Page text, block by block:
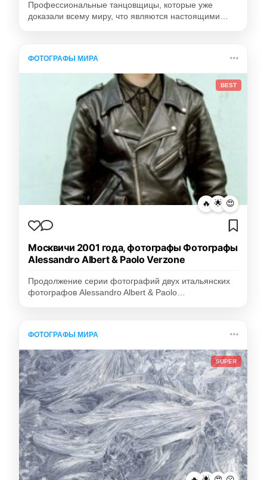
Профессиональные танцовщицы, которые уже
доказали всему миру, что являются настоящими…
ФОТОГРАФЫ МИРА
BEST
🔥 🌟 😍
Москвичи 2001 года, фотографы Фотографы
Alessandro Albert & Paolo Verzone
Продолжение серии фотографий двух итальянских
фотографов Alessandro Albert & Paolo…
ФОТОГРАФЫ МИРА
SUPER